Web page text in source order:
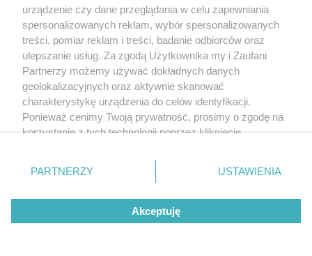
urządzenie czy dane przeglądania w celu zapewniania
spersonalizowanych reklam, wybór spersonalizowanych
treści, pomiar reklam i treści, badanie odbiorców oraz
ulepszanie usług. Za zgodą Użytkownika my i Zaufani
Partnerzy możemy używać dokładnych danych
geolokalizacyjnych oraz aktywnie skanować
charakterystykę urządzenia do celów identyfikacji.
Ponieważ cenimy Twoją prywatność, prosimy o zgodę na
korzystanie z tych technologii poprzez kliknięcie
zmienić/wycofać klikając przycisk ustawień prywatności
znajdujący się w lewym dolnym rogu strony
rodzaje przetwarzania danych nie wymagają zgody
użytkownika, ale masz prawo sprzeciwić się takiemu
przetwarzaniu. Preferencje będą miały zastosowanie tylko
PARTNERZY USTAWIENIA
Akceptuję